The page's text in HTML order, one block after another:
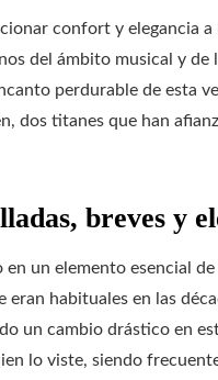
confort y elegancia a
del ámbito musical y de
perdurable de esta
dos titanes que han
breves y
un elemento esencial
eran habituales en las
un cambio drástico en
lo viste, siendo